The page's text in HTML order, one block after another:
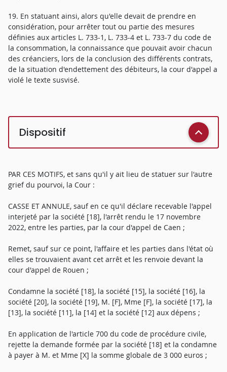
19. En statuant ainsi, alors qu'elle devait de prendre en
considération, pour arrêter tout ou partie des mesures
définies aux articles L. 733-1, L. 733-4 et L. 733-7 du code de
la consommation, la connaissance que pouvait avoir chacun
des créanciers, lors de la conclusion des différents contrats,
de la situation d'endettement des débiteurs, la cour d'appel a
violé le texte susvisé.
Dispositif
PAR CES MOTIFS, et sans qu'il y ait lieu de statuer sur l'autre
grief du pourvoi, la Cour :
CASSE ET ANNULE, sauf en ce qu'il déclare recevable l'appel
interjeté par la société [18], l'arrêt rendu le 17 novembre
2022, entre les parties, par la cour d'appel de Caen ;
Remet, sauf sur ce point, l'affaire et les parties dans l'état où
elles se trouvaient avant cet arrêt et les renvoie devant la
cour d'appel de Rouen ;
Condamne la société [18], la société [15], la société [16], la
société [20], la société [19], M. [F], Mme [F], la société [17], la
[13], la société [11], la [14] et la société [12] aux dépens ;
En application de l'article 700 du code de procédure civile,
rejette la demande formée par la société [18] et la condamne
à payer à M. et Mme [X] la somme globale de 3 000 euros ;